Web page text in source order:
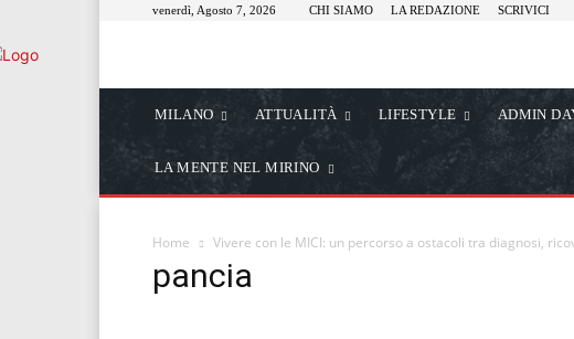
venerdì, Agosto 7, 2026 CHI SIAMO LA REDAZIONE SCRIVICI
MILANO ATTUALITÀ LIFESTYLE ADMIN
LA MENTE NEL MIRINO
Home Vivere con le MICI: un percorso a ostacoli tra diagnosi,
pancia